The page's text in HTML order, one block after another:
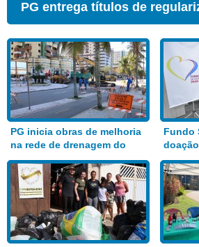
CER ganha Sala de
PG inicia obras de melhoria
na rede de drenagem do
Bairro Aviação
Fundo